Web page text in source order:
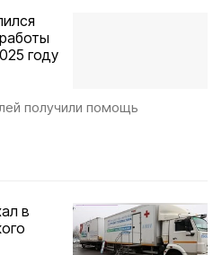
году
получили помощь
в